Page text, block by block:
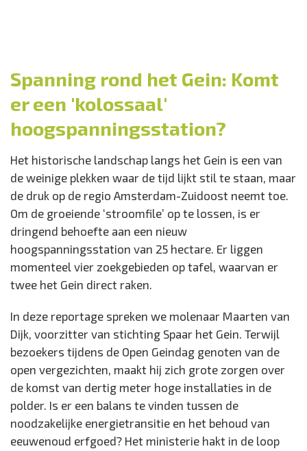
Spanning rond het Gein: Komt
er een 'kolossaal'
hoogspanningsstation?
Het historische landschap langs het Gein is een van
de weinige plekken waar de tijd lijkt stil te staan, maar
de druk op de regio Amsterdam-Zuidoost neemt toe.
Om de groeiende ‘stroomfile’ op te lossen, is er
dringend behoefte aan een nieuw
hoogspanningsstation van 25 hectare. Er liggen
momenteel vier zoekgebieden op tafel, waarvan er
twee het Gein direct raken.
In deze reportage spreken we molenaar Maarten van
Dijk, voorzitter van stichting Spaar het Gein. Terwijl
bezoekers tijdens de Open Geindag genoten van de
open vergezichten, maakt hij zich grote zorgen over
de komst van dertig meter hoge installaties in de
polder. Is er een balans te vinden tussen de
noodzakelijke energietransitie en het behoud van
eeuwenoud erfgoed? Het ministerie hakt in de loop